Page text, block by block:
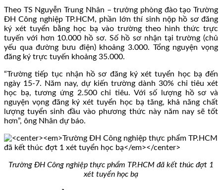
Theo TS Nguyễn Trung Nhân – trưởng phòng đào tạo Trường
ĐH Công nghiệp TP.HCM, phần lớn thí sinh nộp hồ sơ đăng
ký xét tuyển bằng học bạ vào trường theo hình thức trực
tuyến với hơn 10.000 hồ sơ. Số hồ sơ nhận tại trường (chủ
yếu qua đường bưu điện) khoảng 3.000. Tổng nguyện vọng
đăng ký trực tuyến khoảng 35.000.
“Trường tiếp tục nhận hồ sơ đăng ký xét tuyển học bạ đến
ngày 15-7. Năm nay, dự kiến trường dành 30% chỉ tiêu xét
học bạ, tương ứng 2.500 chỉ tiêu. Với số lượng hồ sơ và
nguyện vọng đăng ký xét tuyển học bạ tăng, khả năng chất
lượng tuyển sinh đầu vào phương thức này năm nay sẽ tốt
hơn”, ông Nhân dự báo.
Trường ĐH Công nghiệp thực phẩm TP.HCM đã kết thúc đợt 1
xét tuyển học bạ